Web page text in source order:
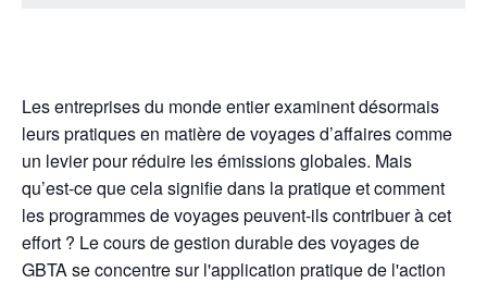
Les entreprises du monde entier examinent désormais
leurs pratiques en matière de voyages d’affaires comme
un levier pour réduire les émissions globales. Mais
qu’est-ce que cela signifie dans la pratique et comment
les programmes de voyages peuvent-ils contribuer à cet
effort ? Le cours de gestion durable des voyages de
GBTA se concentre sur l'application pratique de l'action